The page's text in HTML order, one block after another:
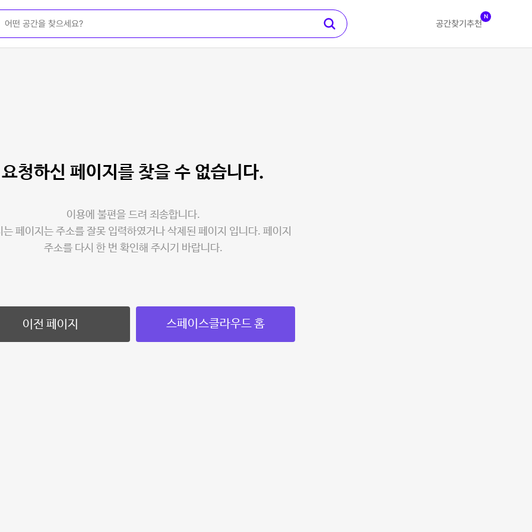
공간찾기 추천
N
요청하신 페이지를 찾을 수 없습니다.
이용에 불편을 드려 죄송합니다.
는 페이지는 주소를 잘못 입력하였거나 삭제된 페이지 입니다. 페이지
주소를 다시 한 번 확인해 주시기 바랍니다.
이전 페이지 스페이스클라우드 홈